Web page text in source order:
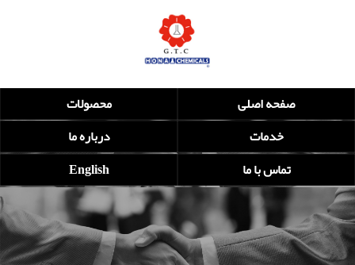
صفحه اصلی
محصولات
خدمات
درباره ما
تماس با ما
English